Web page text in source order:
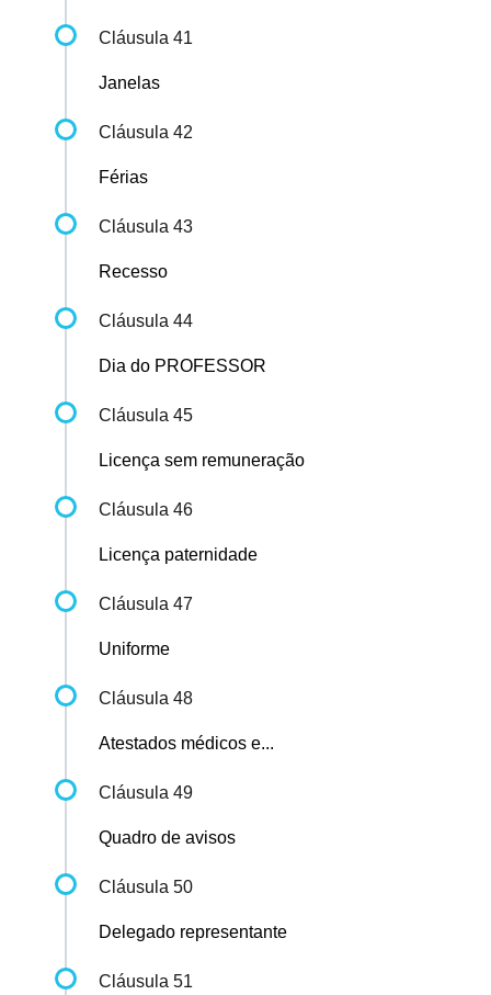
Cláusula 41
Janelas
Cláusula 42
Férias
Cláusula 43
Recesso
Cláusula 44
Dia do PROFESSOR
Cláusula 45
Licença sem remuneração
Cláusula 46
Licença paternidade
Cláusula 47
Uniforme
Cláusula 48
Atestados médicos e...
Cláusula 49
Quadro de avisos
Cláusula 50
Delegado representante
Cláusula 51